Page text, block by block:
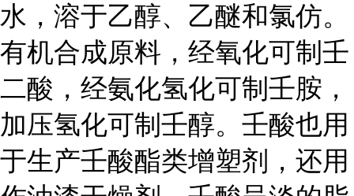
水，溶于乙醇、乙醚和氯仿。
有机合成原料，经氧化可制壬
二酸，经氨化氢化可制壬胺，
加压氢化可制壬醇。壬酸也用
于生产壬酸酯类增塑剂，还用